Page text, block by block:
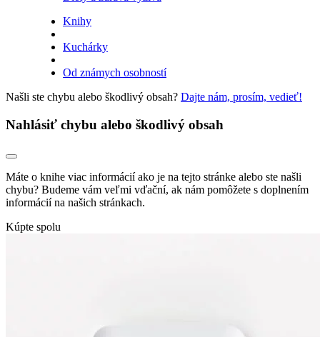
Knihy
Kuchárky
Od známych osobností
Našli ste chybu alebo škodlivý obsah? Dajte nám, prosím, vedieť!
Nahlásiť chybu alebo škodlivý obsah
Máte o knihe viac informácií ako je na tejto stránke alebo ste našli
chybu? Budeme vám veľmi vďační, ak nám pomôžete s doplnením
informácií na našich stránkach.
Kúpte spolu